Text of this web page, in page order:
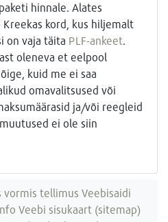
hinnale. Alates
kord, kus hiljemalt
on vaja täita PLF-ankeet.
oleneva et eelpool
kuid me ei saa
omavalitsused või
ja/või reegleid
ei ole siin
vormis tellimus Veebisaidi
Veebi sisukaart (sitemap)